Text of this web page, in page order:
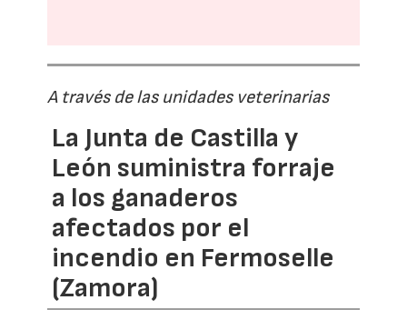
A través de las unidades veterinarias
La Junta de Castilla y
León suministra forraje
a los ganaderos
afectados por el
incendio en Fermoselle
(Zamora)